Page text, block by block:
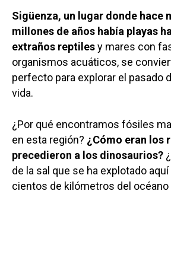
Sigüenza, un lugar donde hace
millones de años había playas
extraños reptilesy mares con
organismos acuáticos, se
perfecto para explorar el pasado
vida.
¿Por qué encontramos fósiles
en esta región? ¿Cómo eran los
precedieron a los dinosaurios?
de la sal que se ha explotado
cientos de kilómetros del océano